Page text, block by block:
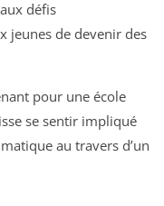
défis
jeunes de devenir des
pour une école
se sentir impliqué
au travers d’un